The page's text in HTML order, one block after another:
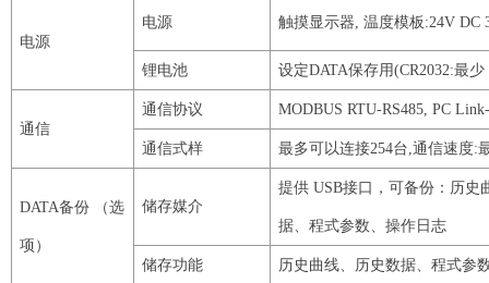
电源
电源 触摸显示器, 温度模板:24V DC
锂电池 设定DATA保存用(CR2032:最少
通信
通信协议 MODBUS RTU-RS485,PC Link
通信式样 最多可以连接254台,通信速度:
DATA备份 （选
项）
储存媒介
提供 USB接口，可备份：历史
据、程式参数、操作日志
储存功能 历史曲线、历史数据、程式参